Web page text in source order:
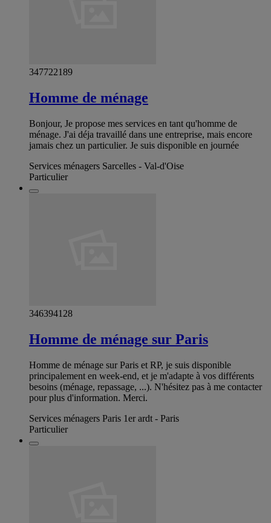
347722189
Homme de ménage
Bonjour, Je propose mes services en tant qu'homme de
ménage. J'ai déja travaillé dans une entreprise, mais encore
jamais chez un particulier. Je suis disponible en journée
Services ménagers Sarcelles - Val-d'Oise
Particulier
346394128
Homme de ménage sur Paris
Homme de ménage sur Paris et RP, je suis disponible
principalement en week-end, et je m'adapte à vos différents
besoins (ménage, repassage, ...). N'hésitez pas à me contacter
pour plus d'information. Merci.
Services ménagers Paris 1er ardt - Paris
Particulier